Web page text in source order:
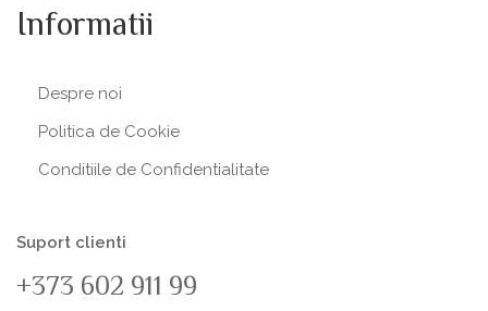
Informatii
Despre noi
Politica de Сookie
Conditiile de Confidentialitate
Suport clienti
+373 602 911 99